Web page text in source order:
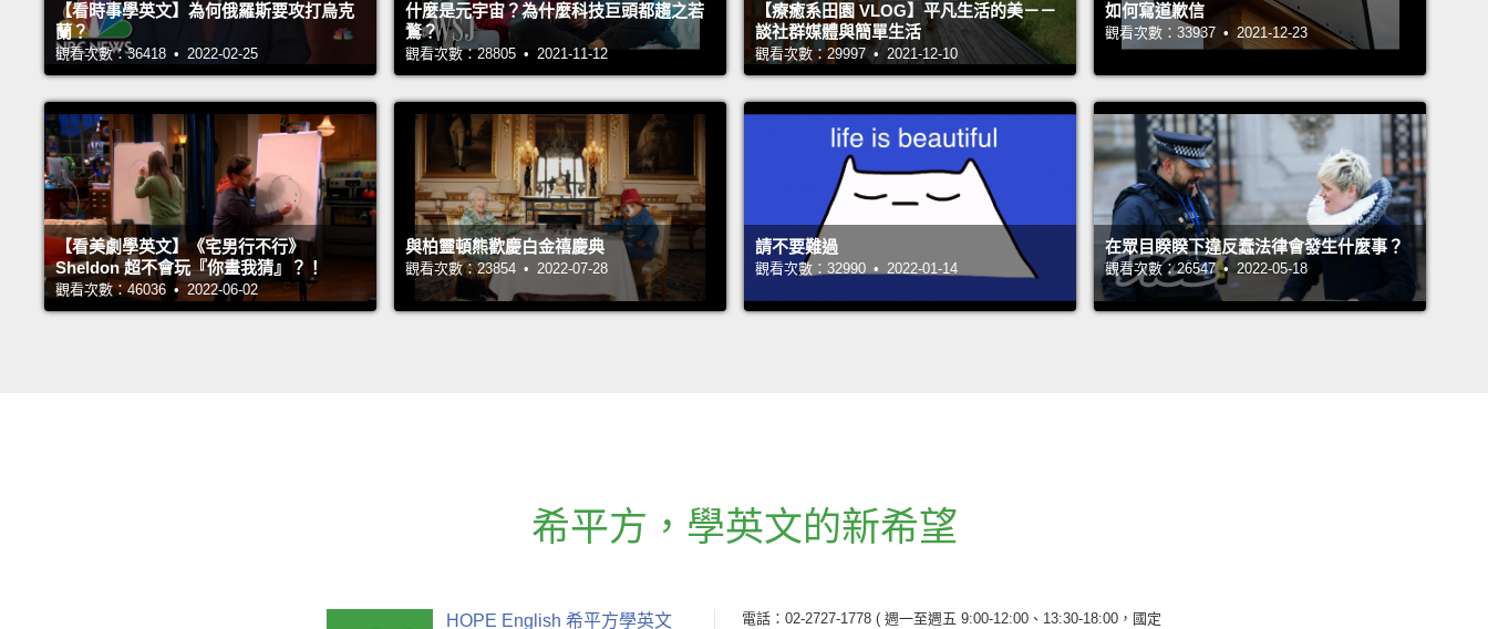
【看時事學英文】為何俄羅斯要攻打烏克
蘭？
觀看次數：36418 • 2022-02-25
什麼是元宇宙？為什麼科技巨頭都趨之若
鶩？
觀看次數：28805 • 2021-11-12
【療癒系田園 VLOG】平凡生活的美－－
談社群媒體與簡單生活
觀看次數：29997 • 2021-12-10
如何寫道歉信
觀看次數：33937 • 2021-12-23
【看美劇學英文】《宅男行不行》
Sheldon 超不會玩『你畫我猜』？！
觀看次數：46036 • 2022-06-02
與柏靈頓熊歡慶白金禧慶典
觀看次數：23854 • 2022-07-28
請不要難過
觀看次數：32990 • 2022-01-14
在眾目睽睽下違反蠢法律會發生什麼事？
觀看次數：26547 • 2022-05-18
希平方 ， 學英文的新希望
HOPE English 希平方學英文 電話：02-2727-1778 ( 週一至週五 9:00-12:00、13:30-18:00，國定